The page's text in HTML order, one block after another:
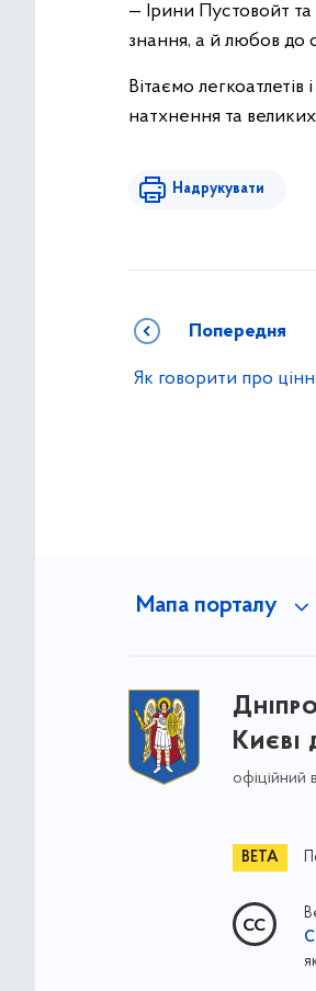
— Ірини Пустовойт та
знання, а й любов до
Вітаємо
натхнення та
Надрукувати
Попередня
Як говорити про
Мапа порталу
Києві
офіційний